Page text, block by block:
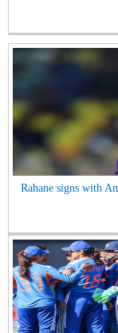
Rahane signs with